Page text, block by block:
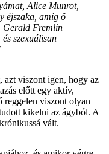
Alice Munrot,
éjszaka, amíg ő
Gerald Fremlin
szexuálisan
azt viszont igen, hogy az
előtt egy aktív,
reggelen viszont olyan
kikelni az ágyból. A
vált.